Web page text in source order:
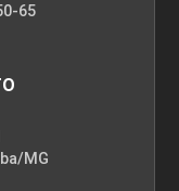
65
MG